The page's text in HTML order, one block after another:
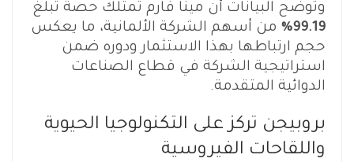
وتوضح البيانات أن مينا فارم تمتلك حصة تبلغ
99.19%
من أسهم الشركة الألمانية، ما يعكس
حجم ارتباطها بهذا الاستثمار ودوره ضمن
استراتيجية الشركة في قطاع الصناعات
الدوائية المتقدمة.
بروبيجن تركز على التكنولوجيا الحيوية
واللقاحات الفيروسية